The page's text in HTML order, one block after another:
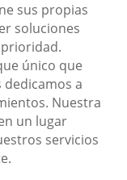
sus propias
soluciones
único que
a
Nuestra
un lugar
servicios